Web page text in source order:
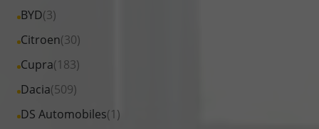
Fahrzeuge
Audi
anzeigen
BYD(3)
Alle
Fahrzeuge
BYD
anzeigen
Citroen(30)
Alle
Fahrzeuge
Citroen
anzeigen
Cupra(183)
Alle
Fahrzeuge
Cupra
Dacia(509)
Alle
Fahrzeuge
DS Automobiles(1)
Alle